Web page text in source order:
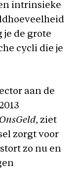
intrinsieke
de grote
cycli die je
aan de
OnsGeld, ziet
zorgt voor
zo nu en